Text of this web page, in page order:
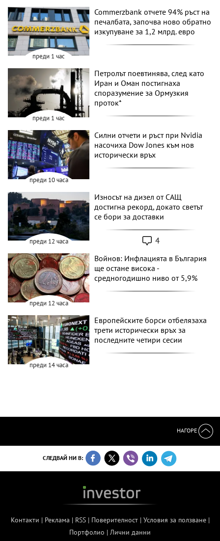
преди 1 час
Commerzbank отчете 94% ръст на
печалбата, започва ново обратно
изкупуване за 1,2 млрд. евро
преди 1 час
Петролът поевтинява, след като
Иран и Оман постигнаха
споразумение за Ормузкия
проток*
преди 10 часа
Силни отчети и ръст при Nvidia
насочиха Dow Jones към нов
исторически връх
преди 12 часа
Износът на дизел от САЩ
достигна рекорд, докато светът
се бори за доставки
4
преди 12 часа
Войнов: Инфлацията в България
ще остане висока -
средногодишно ниво от 5,9%
преди 14 часа
Европейските борси отбелязаха
трети исторически връх за
последните четири сесии
НАГОРЕ
СЛЕДВАЙ НИ В:
Контакти | Реклама | RSS| Поверителност| Условия за ползване|
Портфолио | Лични данни